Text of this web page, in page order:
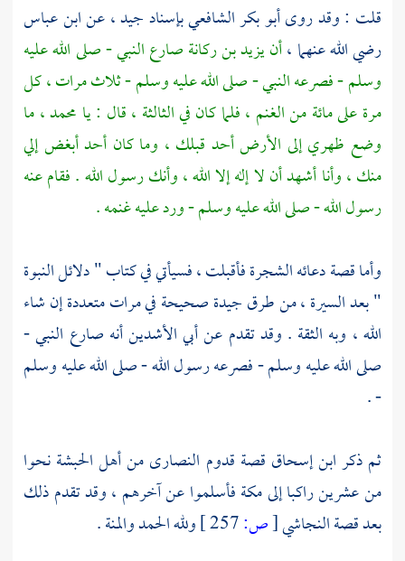
قلت : وقد روىأبو بكر الشافعيبإسناد جيد ، عنابن عباس
رضي الله عنهما ،أنيزيد بن ركانةصارع النبي - صلى الله عليه
وسلم - فصرعه النبي - صلى الله عليه وسلم - ثلاث مرات ، كل
مرة على مائة من الغنم ، فلما كان في الثالثة ، قال : يا محمد ،ما
وضع ظهري إلى الأرض أحد قبلك ، وما كان أحد أبغض إلي
منك ، وأنا أشهد أن لا إله إلا الله ، وأنك رسول الله . فقام عنه
رسول الله - صلى الله عليه وسلم - ورد عليه غنمه .
وأما قصة دعائه الشجرة فأقبلت ، فسيأتي في كتاب " دلائل النبوة
" بعد السيرة ، من طرق جيدة صحيحة في مرات متعددة إن شاء
الله ، وبه الثقة . وقد تقدم عنأبي الأشدينأنه صارع النبي -
صلى الله عليه وسلم - فصرعه رسول الله - صلى الله عليه وسلم
- .
ثم ذكرابن إسحاق قصة قدوم النصارىمنأهل الحبشةنحوا
من عشرين راكبا إلىمكةفأسلموا عن آخرهم ، وقد تقدم ذلك
بعد قصةالنجاشي[ص:
ولله الحمد والمنة .